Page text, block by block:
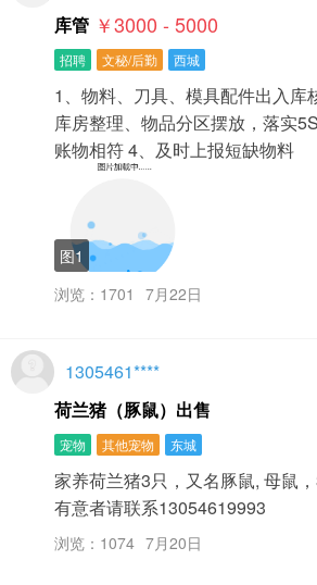
库管 ￥3000 - 5000
招聘 文秘/后勤 西城
1、物料、刀具、模具配件出入库
库房整理、物品分区摆放，落实
账物相符 4、及时上报短缺物料
图1
浏览：1701
7月22日
1305461****
荷兰猪（豚鼠）出售
宠物 其他宠物 东城
家养荷兰猪3只，又名豚鼠, 母鼠
有意者请联系13054619993
浏览：1074 7月20日